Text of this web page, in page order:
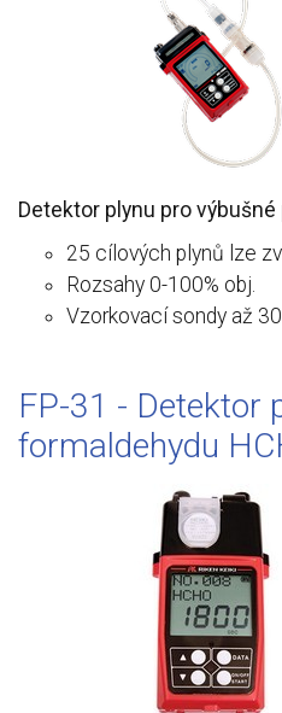
Detektor plynu pro
25 cílových plynů lze
Rozsahy 0-100% obj.
Vzorkovací sondy až
FP-31 - Detektor
formaldehydu